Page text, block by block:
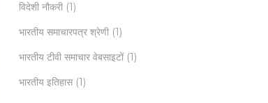
विदेशी नौकरी (1)
भारतीय समाचारपत्र श्रेणी (1)
भारतीय टीवी समाचार वेबसाइटों (1)
भारतीय इतिहास (1)